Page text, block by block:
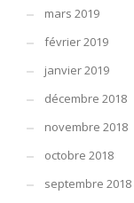
mars 2019
février 2019
janvier 2019
décembre 2018
novembre 2018
octobre 2018
septembre 2018